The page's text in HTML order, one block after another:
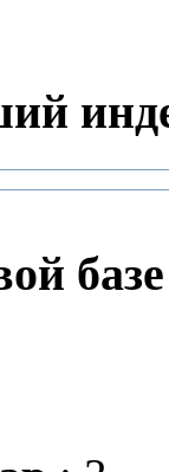
базе